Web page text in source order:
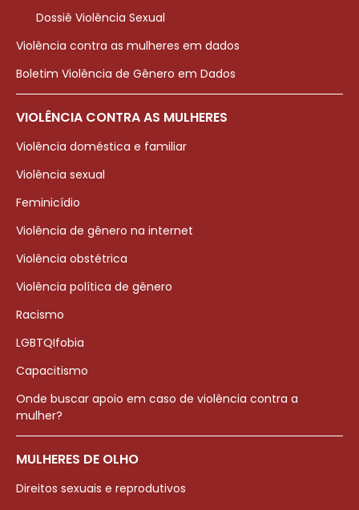
Dossiê Violência Sexual
Violência contra as mulheres em dados
Boletim Violência de Gênero em Dados
VIOLÊNCIA CONTRA AS MULHERES
Violência doméstica e familiar
Violência sexual
Feminicídio
Violência de gênero na internet
Violência obstétrica
Violência política de gênero
Racismo
LGBTQIfobia
Capacitismo
Onde buscar apoio em caso de violência contra a
mulher?
MULHERES DE OLHO
Direitos sexuais e reprodutivos